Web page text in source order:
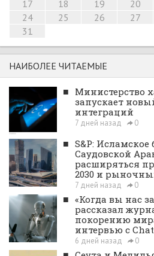
17
18 19 20
24
25 26 27
31
НАИБОЛЕЕ ЧИТАЕМЫЕ
■ Министерство
запускает
интеграций
7 дней назад 0
■ S&P: Исламское
Саудовской
расширяться
2030 и
7 дней назад 0
■ «Когда вы нас
рассказал
покорению
интервью с
6 дней назад 0